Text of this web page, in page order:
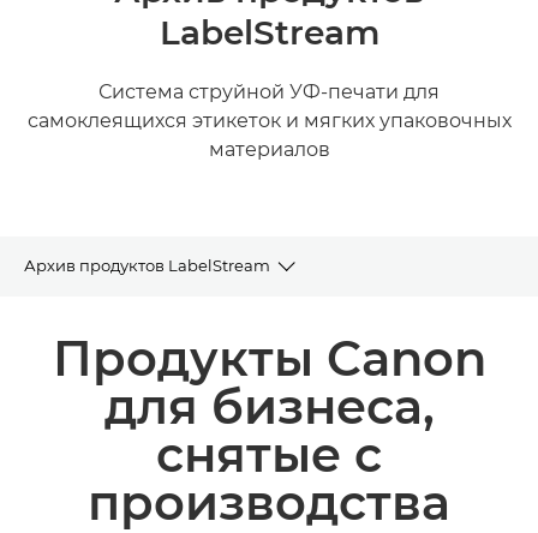
LabelStream
Система струйной УФ-печати для
самоклеящихся этикеток и мягких упаковочных
материалов
Архив продуктов LabelStream
Сопутствующие продукты и решения
Продукты Canon
для бизнеса,
снятые с
производства